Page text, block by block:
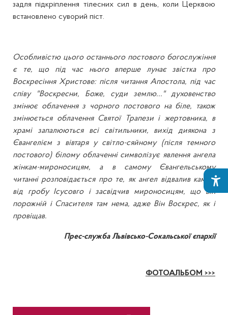
задля підкріплення тілесних сил в день, коли Церквою
встановлено суворий піст.
Особливістю цього останнього постового богослужіння
є те, що під час нього вперше лунає звістка про
Воскресіння Христове: після читання Апостола, під час
співу "Воскресни, Боже, суди землю..." духовенство
змінює облачення з чорного постового на біле, також
змінюється облачення Святої Трапези і жертовника, в
храмі запалюються всі світильники, вихід диякона з
Євангелієм з вівтаря у світло-сяйному (після темного
постового) білому облаченні символізує явлення ангела
жінкам-мироносицям, а в самому Євангельському
читанні розповідається про те, як ангел відвалив камінь
від гробу Ісусовго і засвідчив мироносицям, що він
порожній і Спасителя там нема, адже Він Воскрес, як і
провіщав.
Прес-служба Львівсько-Сокальської єпархії
ФОТОАЛЬБОМ >>>